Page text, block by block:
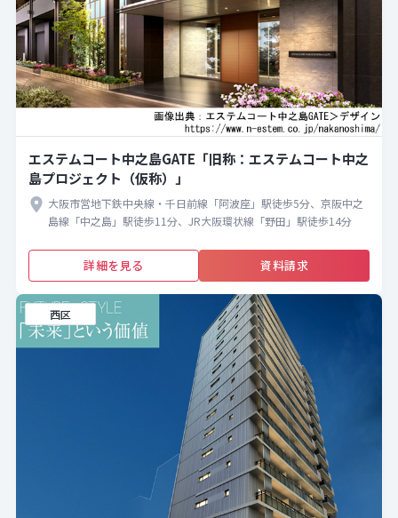
エステムコート中之島GATE「旧称：エステムコート中之
島プロジェクト（仮称）」
大阪市営地下鉄中央線・千日前線「阿波座」駅徒歩5分、京阪中之
島線「中之島」駅徒歩11分、JR大阪環状線「野田」駅徒歩14分
詳細を見る 資料請求
西区